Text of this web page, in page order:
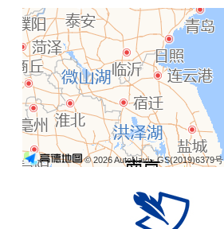
© 2026 AutoNavi- GS(2019)6379号